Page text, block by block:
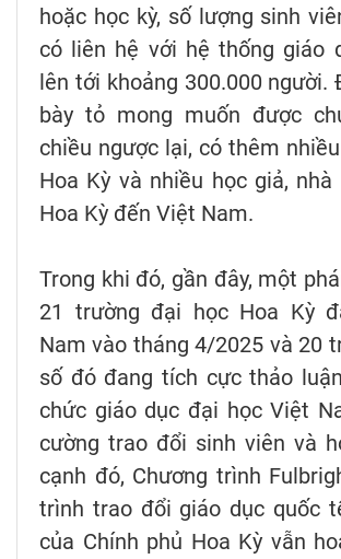
hoặc học kỳ, số lượng sinh
có liên hệ với hệ thống giáo
lên tới khoảng 300.000 người.
bày tỏ mong muốn được
chiều ngược lại, có thêm
Hoa Kỳ và nhiều học giả, nhà
Hoa Kỳ đến Việt Nam.
Trong khi đó, gần đây, một
21 trường đại học Hoa Kỳ
Nam vào tháng 4/2025 và 20
số đó đang tích cực thảo
chức giáo dục đại học Việt
cường trao đổi sinh viên và
cạnh đó, Chương trình
trình trao đổi giáo dục quốc
của Chính phủ Hoa Kỳ vẫn